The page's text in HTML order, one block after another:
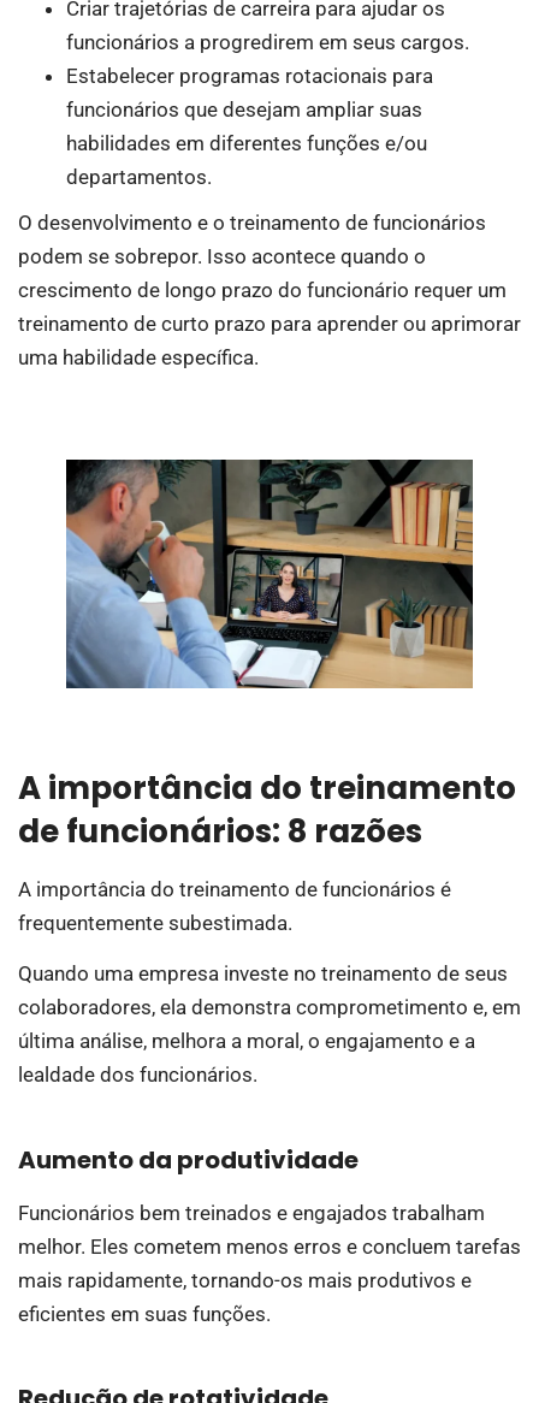
Criar trajetórias de carreira para ajudar os
funcionários a progredirem em seus cargos.
Estabelecer programas rotacionais para
funcionários que desejam ampliar suas
habilidades em diferentes funções e/ou
departamentos.
O desenvolvimento e o treinamento de funcionários
podem se sobrepor. Isso acontece quando o
crescimento de longo prazo do funcionário requer um
treinamento de curto prazo para aprender ou aprimorar
uma habilidade específica.
A importância do treinamento
de funcionários: 8 razões
A importância do treinamento de funcionários é
frequentemente subestimada.
Quando uma empresa investe no treinamento de seus
colaboradores, ela demonstra comprometimento e, em
última análise, melhora a moral, o engajamento e a
lealdade dos funcionários.
Aumento da produtividade
Funcionários bem treinados e engajados trabalham
melhor. Eles cometem menos erros e concluem tarefas
mais rapidamente, tornando-os mais produtivos e
eficientes em suas funções.